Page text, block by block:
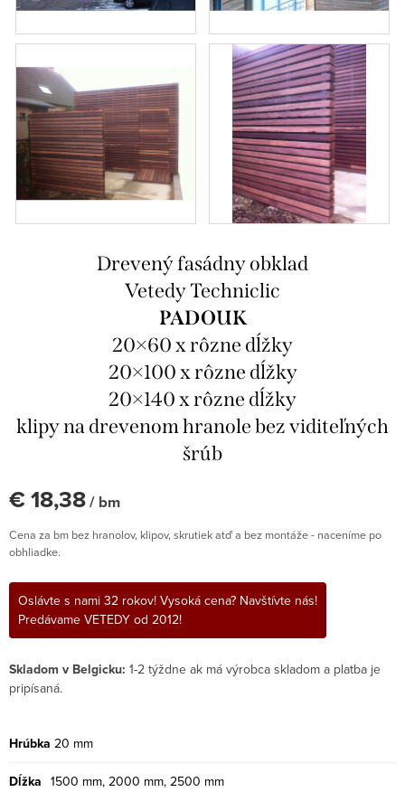
Drevený fasádny obklad
Vetedy Techniclic
PADOUK
20×60 x rôzne dĺžky
20×100 x rôzne dĺžky
20×140 x rôzne dĺžky
klipy na drevenom hranole bez viditeľných
šrúb
€ 18,38/ bm
Cena za bm bez hranolov, klipov, skrutiek atď a bez montáže - naceníme po
obhliadke.
Oslávte s nami 32 rokov! Vysoká cena? Navštívte nás!
Predávame VETEDY od 2012!
Skladom v Belgicku: 1-2 týždne ak má výrobca skladom a platba je
pripísaná.
Hrúbka 20 mm
Dĺžka 1500 mm, 2000 mm, 2500 mm